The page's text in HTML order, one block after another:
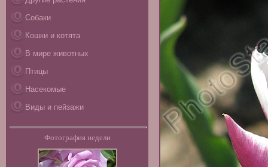
Собаки
Кошки и котята
В мире животных
Птицы
Насекомые
Виды и пейзажи
Фотография недели